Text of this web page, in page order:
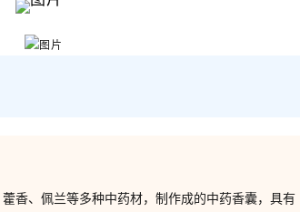
香、佩兰等多种中药材，制作成的中药香囊，具有